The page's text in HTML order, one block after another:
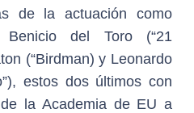
de la actuación como
Benicio del Toro (“21
(“Birdman) y Leonardo
estos dos últimos con
la Academia de EU a